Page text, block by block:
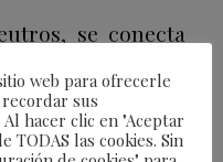
se conecta
mientras que
su espacio de
con muebles de
web para ofrecerle
sus
hacer clic en "Aceptar
TODAS las cookies. Sin